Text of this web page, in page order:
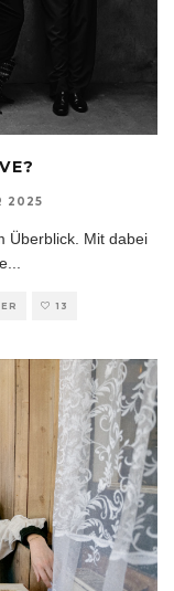
2025
Überblick. Mit dabei
13